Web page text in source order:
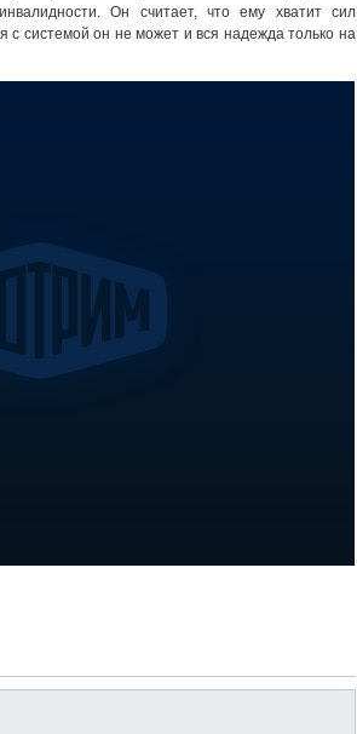
Он считает, что ему хватит сил
с системой он не может и вся надежда только на